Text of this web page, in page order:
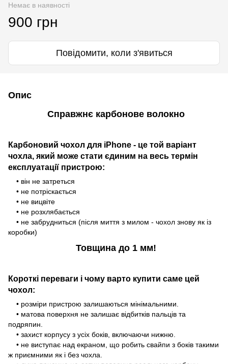
Немає в наявності
900 грн
Повідомити, коли з'явиться
Опис
Справжнє карбонове волокно
Карбоновий чохол для iPhone - це той варіант
чохла, який може стати єдиним на весь термін
експлуатації пристрою:
• він не затреться
• не потріскається
• не вицвіте
• не розхлябається
• не забрудниться (після миття з милом - чохол знову як із
коробки)
Товщина до 1 мм!
Короткі переваги і чому варто купити саме цей
чохол:
• розміри пристрою залишаються мінімальними.
• матова поверхня не залишає відбитків пальців та
подряпин.
• захист корпусу з усіх боків, включаючи нижню.
• не виступає над екраном, що робить свайпи з боків такими
ж приємними як і без чохла.